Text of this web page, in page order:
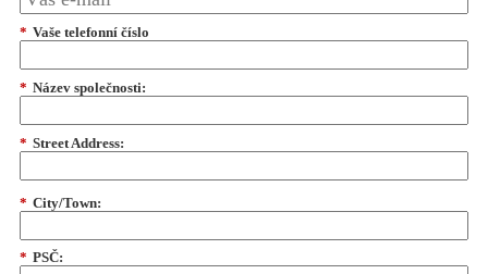
* Vaše telefonní číslo
* Název společnosti:
* Street Address:
* City/Town:
* PSČ: